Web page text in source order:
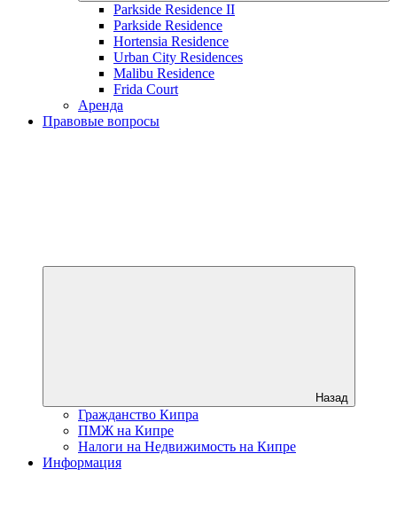
Parkside Residence II
Parkside Residence
Hortensia Residence
Urban City Residences
Malibu Residence
Frida Court
Аренда
Правовые вопросы
Назад
Гражданство Кипра
ПМЖ на Кипре
Налоги на Недвижимость на Кипре
Информация